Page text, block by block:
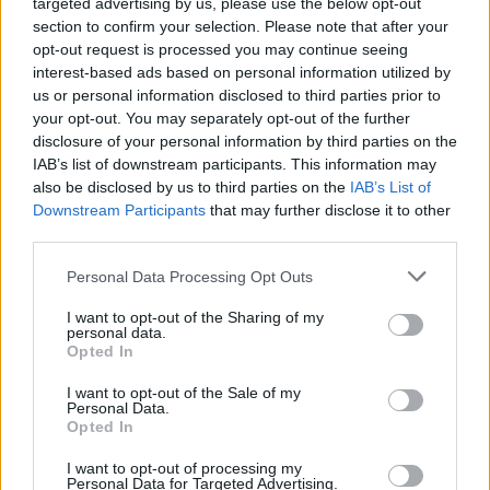
section to confirm your selection. Please note that after your
opt-out request is processed you may continue seeing
interest-based ads based on personal information utilized by
us or personal information disclosed to third parties prior to
your opt-out. You may separately opt-out of the further
disclosure of your personal information by third parties on the
IAB’s list of downstream participants. This information may
also be disclosed by us to third parties on the IAB’s List of
Downstream Participants that may further disclose it to other
Personal Data Processing Opt Outs
I want to opt-out of the Sharing of my
personal data.
Opted In
I want to opt-out of the Sale of my
Personal Data.
Opted In
I want to opt-out of processing my
Personal Data for Targeted Advertising.
Hart gaf de doorslag': Ouazane verkiest Marokko
boven Oranje
Dit verdient Dusan Tadic bij NEC: salaris en
contractdetails
Ajax dicht bij komst Arokodare: huurdeal met
Ajax helpt Burnley uit de brand met afgeknipte
sokken na blunder met tenues
appartement op Amsterdamse Zuidas
Ajax: 'Hier gaan fans van genieten'